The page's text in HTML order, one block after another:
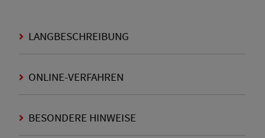
LANGBESCHREIBUNG
ONLINE-VERFAHREN
BESONDERE HINWEISE